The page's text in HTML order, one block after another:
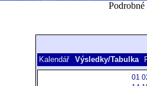
Kalendář Výsledky/Tabulka
01